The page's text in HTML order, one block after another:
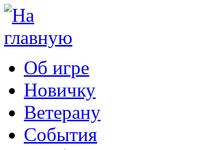
Об игре
Новичку
Ветерану
События